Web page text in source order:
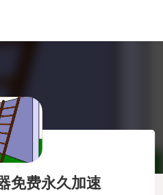
免费永久加速